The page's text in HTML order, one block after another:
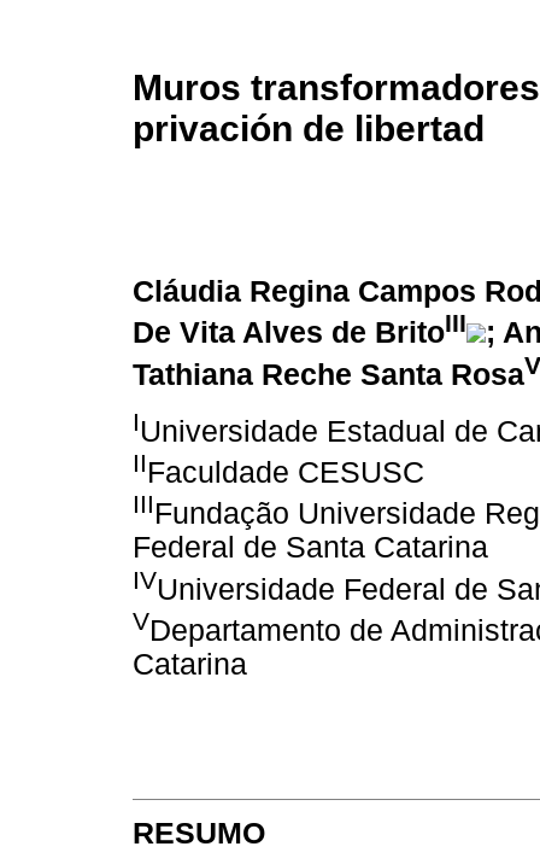
Muros
privación de libertad
Cláudia Regina Campos
De Vita Alves de BritoIII
;
Tathiana Reche Santa RosaV
IUniversidade Estadual de
IIFaculdade CESUSC
IIIFundação Universidade
Federal de Santa Catarina
IVUniversidade Federal de
VDepartamento de
Catarina
RESUMO